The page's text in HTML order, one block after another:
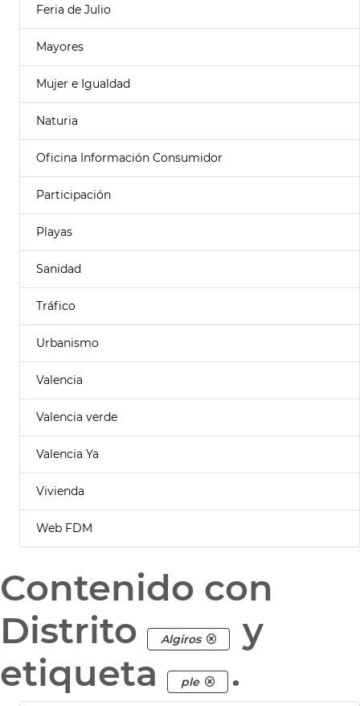
Feria de Julio
Mayores
Mujer e Igualdad
Naturia
Oficina Información Consumidor
Participación
Playas
Sanidad
Tráfico
Urbanismo
Valencia
Valencia verde
Valencia Ya
Vivienda
Web FDM
Contenido con
Distrito
Algiros
y
etiqueta
ple .